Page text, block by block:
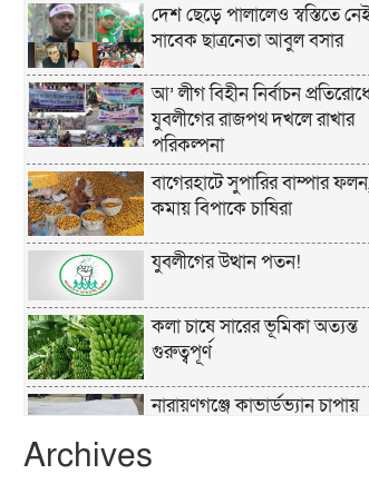
দেশ ছেড়ে পালালেও স্বস্তিতে
সাবেক ছাত্রনেতা আবুল বসার
আ’ লীগ বিহীন নির্বাচন
যুবলীগের রাজপথ দখলে রাখার
পরিকল্পনা
বাগেরহাটে সুপারির বাম্পার
কমায় বিপাকে চাষিরা
যুবলীগের উত্থান পতন!
কলা চাষে সারের ভূমিকা অত্যন্ত
গুরুত্বপূর্ণ
নারায়ণগঞ্জে কাভার্ডভ্যান চাপায়
Archives